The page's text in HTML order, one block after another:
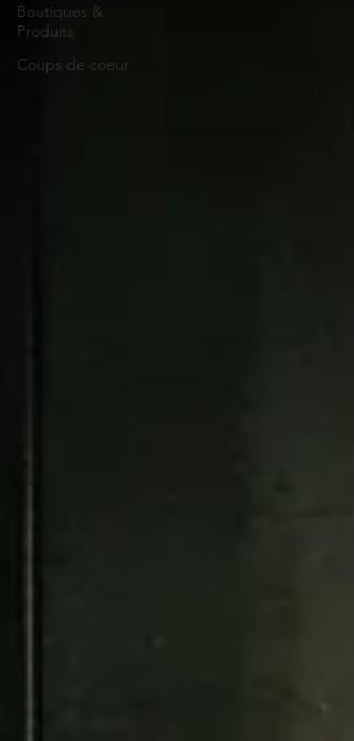
Boutiques &
Produits
Coups de coeur